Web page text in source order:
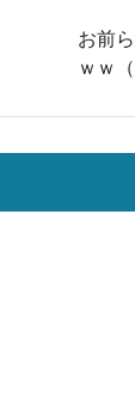
お前
ｗｗ